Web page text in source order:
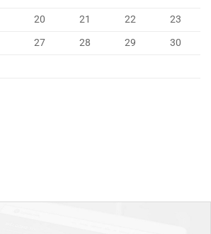
20 21 22
23
27 28 29
30